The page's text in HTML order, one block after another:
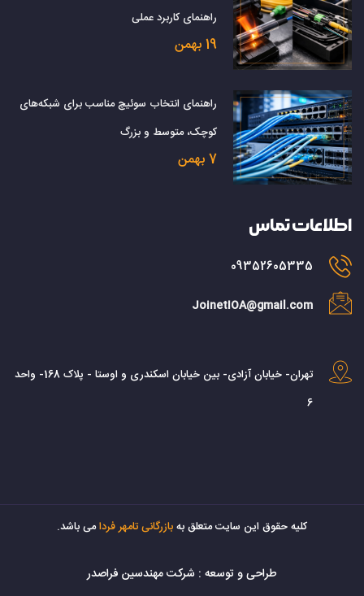
راهنمای کاربرد عملی
19 بهمن
راهنمای انتخاب سوئیچ مناسب برای شبکه‌های
کوچک، متوسط و بزرگ
7 بهمن
اطلاعات تماس
09352605335
JoinetIOA@gmail.com
تهران- خیابان آزادی- بین خیابان اسکندری و اوستا - پلاک 168- واحد
6
کليه حقوق اين سايت متعلق بهبازرگانی تامهر فردامی باشد.
طراحی و توسعه : شرکت مهندسین فراصدر